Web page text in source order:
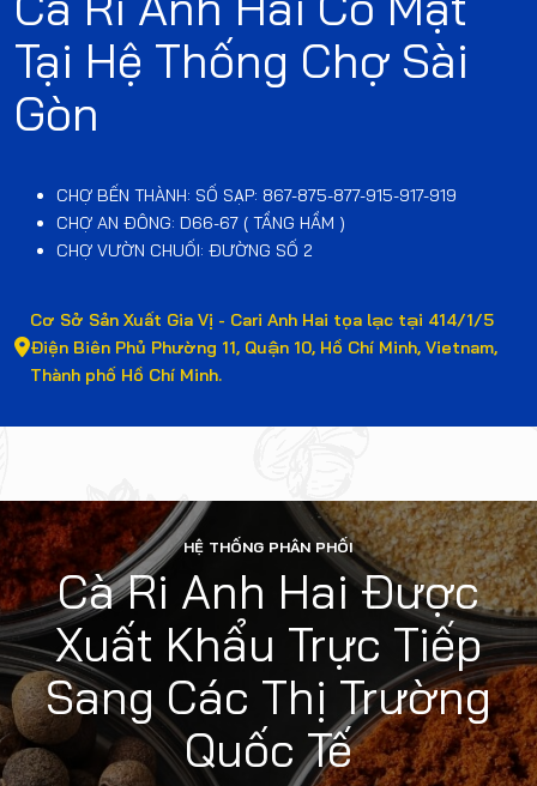
Tại Hệ Thống Chợ Sài
Gòn
CHỢ BẾN THÀNH: SỐ SẠP: 867-875-877-915-917-919
CHỢ AN ĐÔNG: D66-67 ( TẦNG HẦM )
CHỢ VƯỜN CHUỐI: ĐƯỜNG SỐ 2
Cơ Sở Sản Xuất Gia Vị - Cari Anh Hai tọa lạc tại 414/1/5
Điện Biên Phủ Phường 11, Quận 10, Hồ Chí Minh, Vietnam,
Thành phố Hồ Chí Minh.
HỆ THỐNG PHÂN PHỐI
Cà Ri Anh Hai Được
Xuất Khẩu Trực Tiếp
Sang Các Thị Trường
Quốc Tế